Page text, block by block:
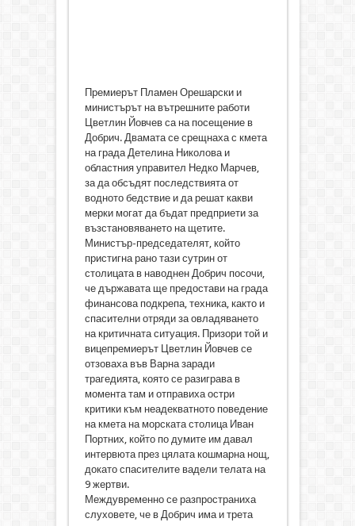
Премиерът Пламен Орешарски и
министърът на вътрешните работи
Цветлин Йовчев са на посещение в
Добрич. Двамата се срещнаха с кмета
на града Детелина Николова и
областния управител Недко Марчев,
за да обсъдят последствията от
водното бедствие и да решат какви
мерки могат да бъдат предприети за
възстановяването на щетите.
Министър-председателят, който
пристигна рано тази сутрин от
столицата в наводнен Добрич посочи,
че държавата ще предостави на града
финансова подкрепа, техника, както и
спасителни отряди за овладяването
на критичната ситуация. Призори той и
вицепремиерът Цветлин Йовчев се
отзоваха във Варна заради
трагедията, която се разиграва в
момента там и отправиха остри
критики към неадекватното поведение
на кмета на морската столица Иван
Портних, който по думите им давал
интервюта през цялата кошмарна нощ,
докато спасителите вадели телата на
9 жертви.
Междувременно се разпространиха
слуховете, че в Добрич има и трета